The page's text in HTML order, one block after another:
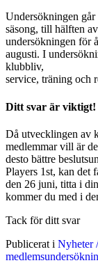
Undersökningen
säsong, till hälften
undersökningen för
augusti. I
klubbliv,
service, träning och
Ditt svar är viktigt!
Då utvecklingen av
medlemmar vill är
desto bättre
Players 1st, kan det
den 26 juni, titta i
kommer du med i
Tack för ditt svar
Publicerat i Nyheter